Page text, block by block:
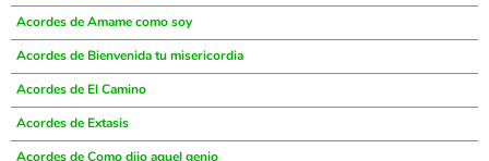
Acordes de Amame como soy
Acordes de Bienvenida tu misericordia
Acordes de El Camino
Acordes de Extasis
Acordes de Como dijo aquel genio